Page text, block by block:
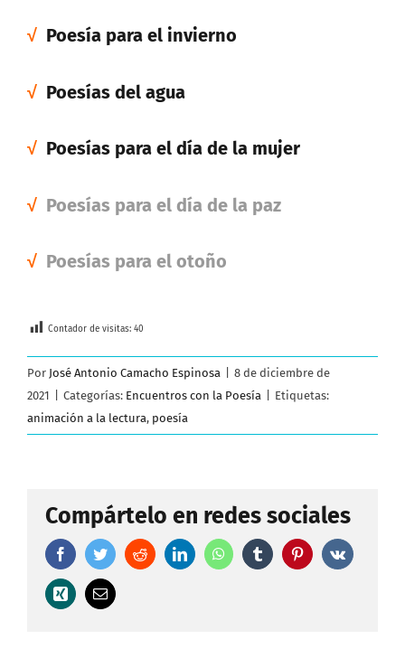
√ Poesía para el invierno
√ Poesías del agua
√ Poesías para el día de la mujer
√ Poesías para el día de la paz
√ Poesías para el otoño
Contador de visitas: 40
Por José Antonio Camacho Espinosa
8 de diciembre de
2021
Categorías: Encuentros con la Poesía
Etiquetas:
animación a la lectura, poesía
Compártelo en redes sociales
FacebookTwitterRedditLinkedInWhatsAppTumblr Pinterest
Vk
Xing
Correo
electrónico